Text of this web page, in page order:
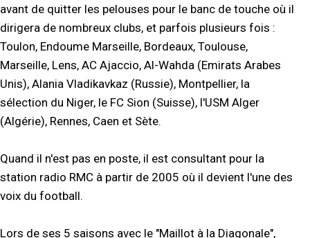
avant de quitter les pelouses pour le banc de touche où il
dirigera de nombreux clubs, et parfois plusieurs fois :
Toulon, Endoume Marseille, Bordeaux, Toulouse,
Marseille, Lens, AC Ajaccio, Al-Wahda (Emirats Arabes
Unis), Alania Vladikavkaz (Russie), Montpellier, la
sélection du Niger, le FC Sion (Suisse), l'USM Alger
(Algérie), Rennes, Caen et Sète.
Quand il n'est pas en poste, il est consultant pour la
station radio RMC à partir de 2005 où il devient l'une des
voix du football.
Lors de ses 5 saisons avec le "Maillot à la Diagonale",